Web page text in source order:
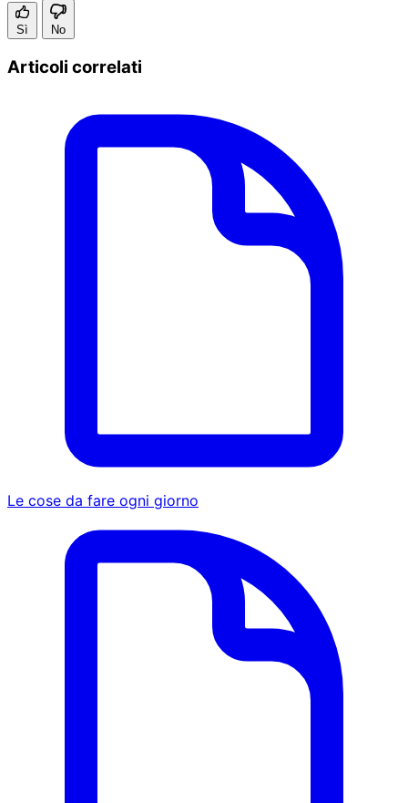
Sì No
Articoli correlati
Le cose da fare ogni giorno